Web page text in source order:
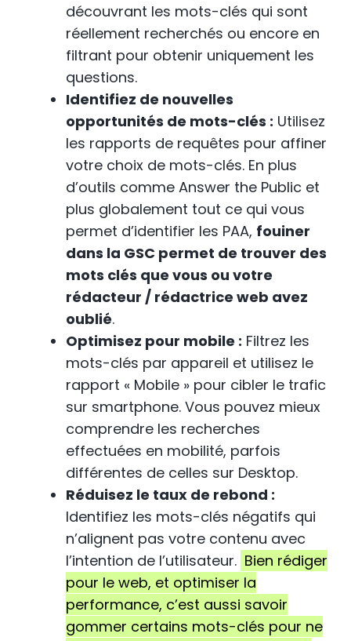
découvrant les mots-clés qui sont
réellement recherchés ou encore en
filtrant pour obtenir uniquement les
questions.
Identifiez de nouvelles
opportunités de mots-clés : Utilisez
les rapports de requêtes pour affiner
votre choix de mots-clés. En plus
d’outils comme Answer the Public et
plus globalement tout ce qui vous
permet d’identifier les PAA, fouiner
dans la GSC permet de trouver des
mots clés que vous ou votre
rédacteur / rédactrice web avez
oublié.
Optimisez pour mobile : Filtrez les
mots-clés par appareil et utilisez le
rapport « Mobile » pour cibler le trafic
sur smartphone. Vous pouvez mieux
comprendre les recherches
effectuées en mobilité, parfois
différentes de celles sur Desktop.
Réduisez le taux de rebond :
Identifiez les mots-clés négatifs qui
n’alignent pas votre contenu avec
l’intention de l’utilisateur. Bien rédiger
pour le web, et optimiser la
performance, c’est aussi savoir
gommer certains mots-clés pour ne